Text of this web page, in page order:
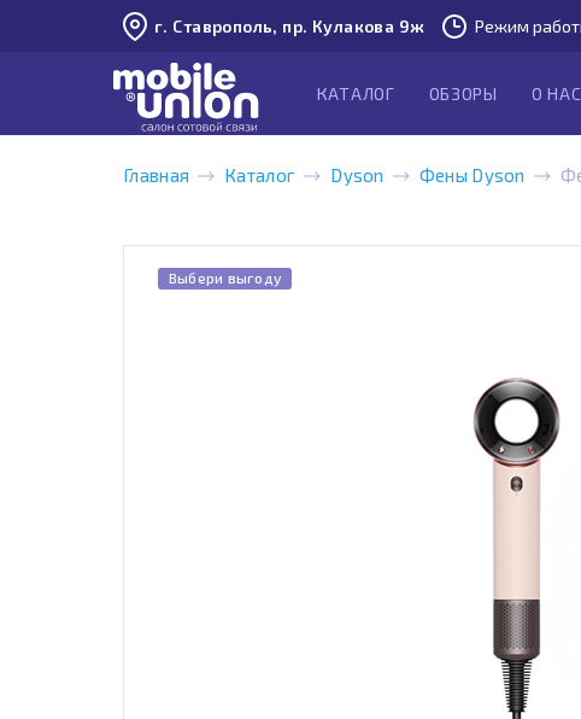
г. Ставрополь, пр. Кулакова 9ж Режим
КАТАЛОГ ОБЗОРЫ О НАС
Главная Каталог Dyson Фены Dyson
Выбери выгоду